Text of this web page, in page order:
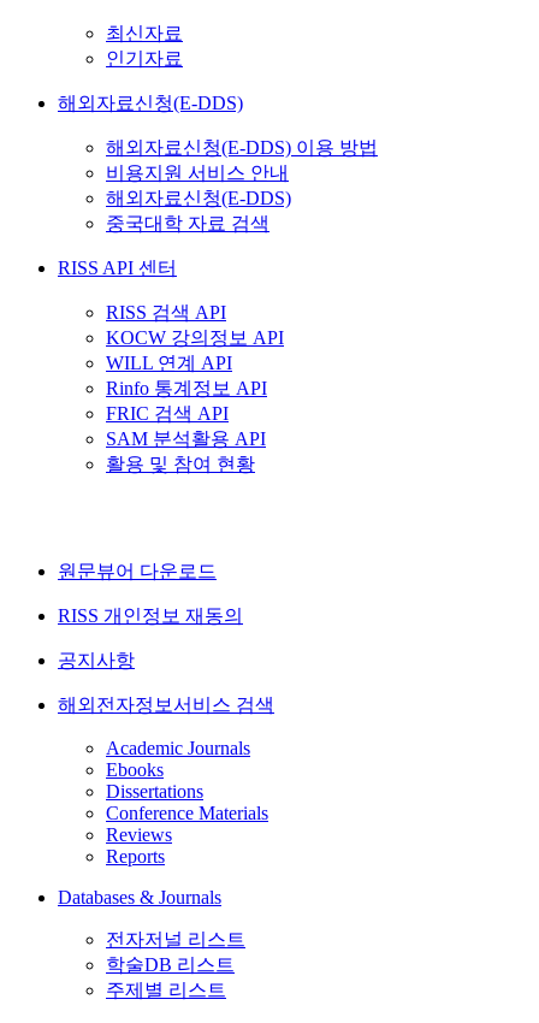
최신자료
인기자료
해외자료신청(E-DDS)
해외자료신청(E-DDS) 이용 방법
비용지원 서비스 안내
해외자료신청(E-DDS)
중국대학 자료 검색
RISS API 센터
RISS 검색 API
KOCW 강의정보 API
WILL 연계 API
Rinfo 통계정보 API
FRIC 검색 API
SAM 분석활용 API
활용 및 참여 현황
원문뷰어 다운로드
RISS 개인정보 재동의
공지사항
해외전자정보서비스 검색
Academic Journals
Ebooks
Dissertations
Conference Materials
Reviews
Reports
Databases & Journals
전자저널 리스트
학술DB 리스트
주제별 리스트